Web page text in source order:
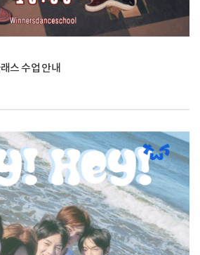
스 수업 안내